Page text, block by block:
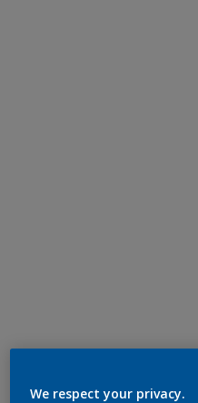
We respect your privacy.